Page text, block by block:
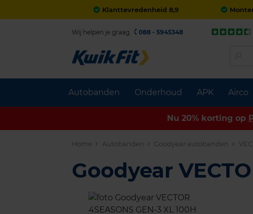
Klanttevredenheid 8,9
Autobanden Onderhoud APK Airco
Wij helpen je graag. 088 - 5945348
Nu 20% korting op
Home Autobanden Goodyear autobanden
Goodyear